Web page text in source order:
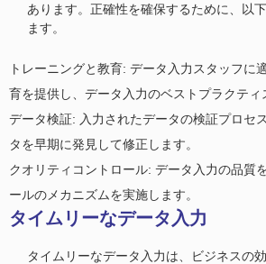
あります。正確性を確保するために、以
ます。
トレーニングと教育: データ入力スタッフに
育を提供し、データ入力のベストプラクティ
データ検証: 入力されたデータの検証プロセ
タを早期に発見して修正します。
クオリティコントロール: データ入力の品質
ールのメカニズムを実施します。
タイムリーなデータ入力
タイムリーなデータ入力は、ビジネスの